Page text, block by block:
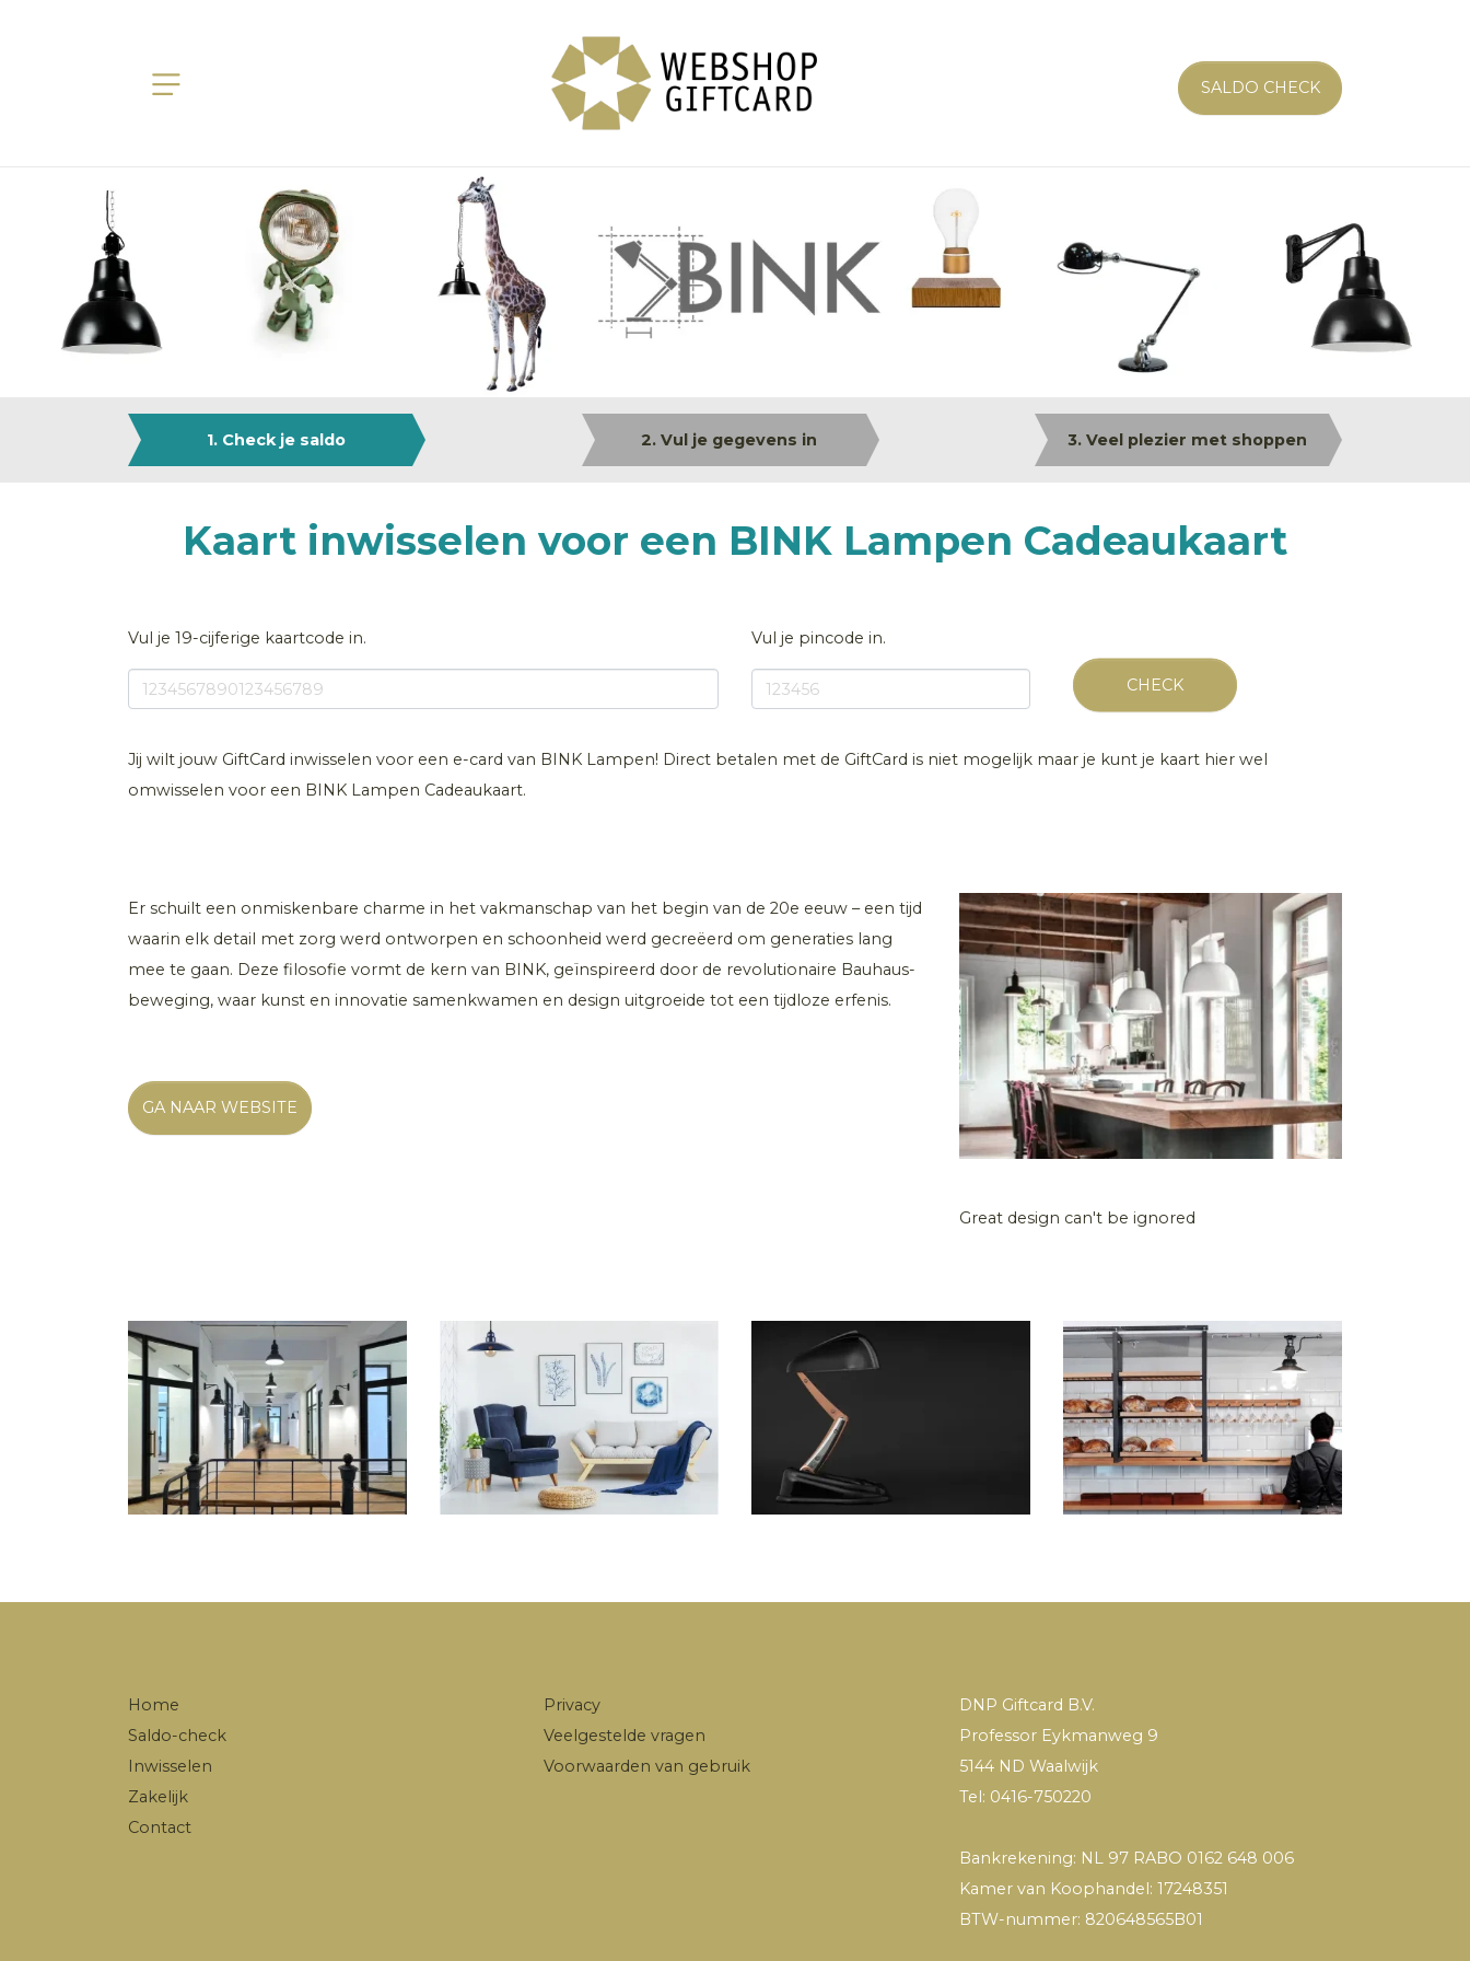
SALDO CHECK
1. Check je saldo 2. Vul je gegevens in 3. Veel plezier met shoppen
Kaart inwisselen voor een BINK Lampen Cadeaukaart
Vul je 19-cijferige kaartcode in. Vul je pincode in.
CHECK
Jij wilt jouw GiftCard inwisselen voor een e-card van BINK Lampen! Direct betalen met de GiftCard is niet mogelijk maar je kunt je kaart hier wel
omwisselen voor een BINK Lampen Cadeaukaart.
Er schuilt een onmiskenbare charme in het vakmanschap van het begin van de 20e eeuw – een tijd
waarin elk detail met zorg werd ontworpen en schoonheid werd gecreëerd om generaties lang
mee te gaan. Deze filosofie vormt de kern van BINK, geïnspireerd door de revolutionaire Bauhaus-
beweging, waar kunst en innovatie samenkwamen en design uitgroeide tot een tijdloze erfenis.
GA NAAR WEBSITE
Great design can't be ignored
Home
Saldo-check
Inwisselen
Zakelijk
Contact
Privacy
Veelgestelde vragen
Voorwaarden van gebruik
DNP Giftcard B.V.
Professor Eykmanweg 9
5144 ND Waalwijk
Tel: 0416-750220
Bankrekening: NL 97 RABO 0162 648 006
Kamer van Koophandel: 17248351
BTW-nummer: 820648565B01